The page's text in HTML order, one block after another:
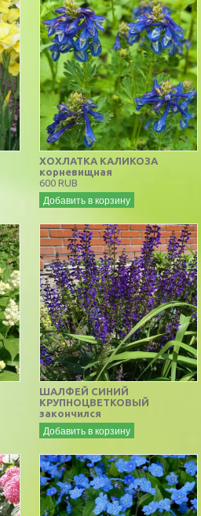
ХОХЛАТКА КАЛИКОЗА
корневищная
600 RUB
Добавить в корзину
ШАЛФЕЙ СИНИЙ
КРУПНОЦВЕТКОВЫЙ
закончился
Добавить в корзину